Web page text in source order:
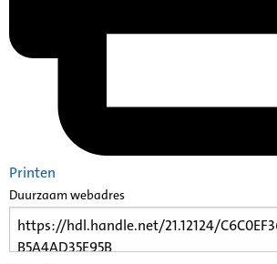
Printen
Duurzaam webadres